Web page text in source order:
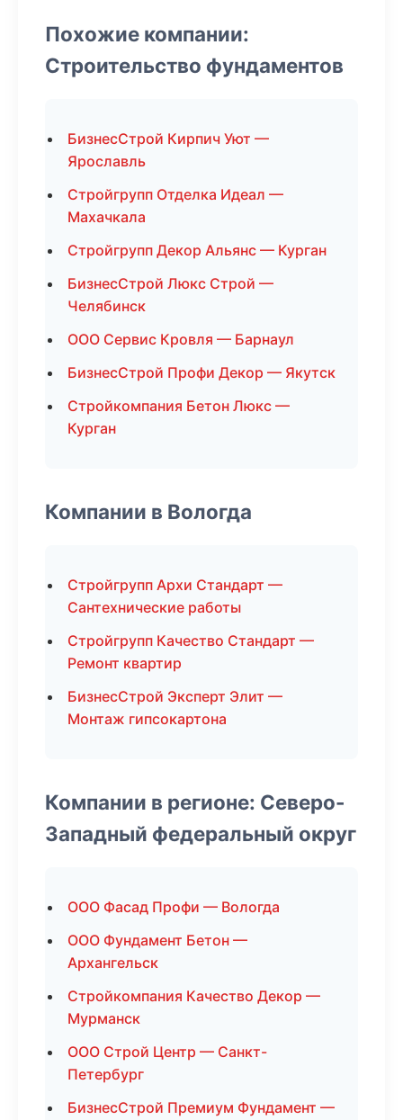
Похожие компании:
Строительство фундаментов
БизнесСтрой Кирпич Уют —
Ярославль
Стройгрупп Отделка Идеал —
Махачкала
Стройгрупп Декор Альянс — Курган
БизнесСтрой Люкс Строй —
Челябинск
ООО Сервис Кровля — Барнаул
БизнесСтрой Профи Декор — Якутск
Стройкомпания Бетон Люкс —
Курган
Компании в Вологда
Стройгрупп Архи Стандарт —
Сантехнические работы
Стройгрупп Качество Стандарт —
Ремонт квартир
БизнесСтрой Эксперт Элит —
Монтаж гипсокартона
Компании в регионе: Северо-
Западный федеральный округ
ООО Фасад Профи — Вологда
ООО Фундамент Бетон —
Архангельск
Стройкомпания Качество Декор —
Мурманск
ООО Строй Центр — Санкт-
Петербург
БизнесСтрой Премиум Фундамент —